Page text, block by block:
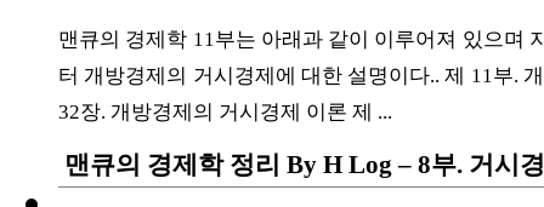
맨큐의 경제학 11부는 아래과 같이 이루어져 있으며
터 개방경제의 거시경제에 대한 설명이다.. 제 11부.
32장. 개방경제의 거시경제 이론 제 ...
맨큐의 경제학 정리 By H Log – 8부. 거시